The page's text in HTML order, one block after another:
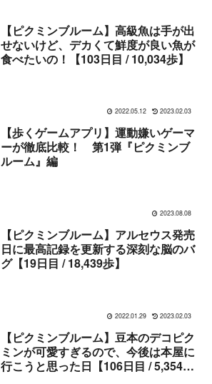
【ピクミンブルーム】高級魚は手が出
せないけど、デカくて鮮度が良い魚が
食べたいの！【103日目 / 10,034歩】
2022.05.12 2023.02.03
【歩くゲームアプリ】運動嫌いゲーマ
ーが徹底比較！ 第1弾『ピクミンブ
ルーム』編
2023.08.08
【ピクミンブルーム】アルセウス発売
日に最高記録を更新する深刻な脳のバ
グ【19日目 / 18,439歩】
2022.01.29 2023.02.03
【ピクミンブルーム】豆本のデコピク
ミンが可愛すぎるので、今後は本屋に
行こうと思った日【106日目 / 5,354